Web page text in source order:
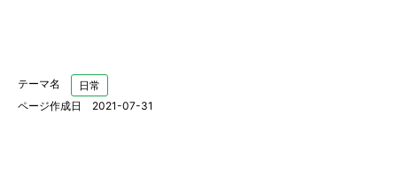
テーマ名
日常
ページ作成日 2021-07-31